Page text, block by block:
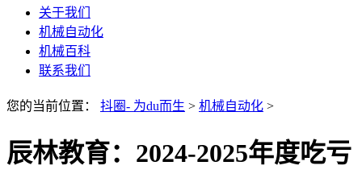
关于我们
机械自动化
机械百科
联系我们
您的当前位置： 抖圈- 为du而生 > 机械自动化 >
辰林教育：2024-2025年度吃亏